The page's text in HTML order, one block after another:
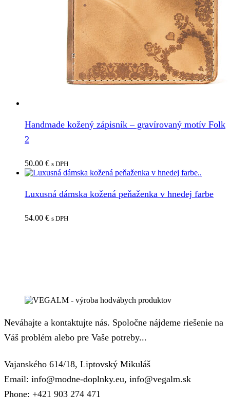
Handmade kožený zápisník – gravírovaný motív Folk
2
50.00 € s DPH
Luxusná dámska kožená peňaženka v hnedej farbe
54.00 € s DPH
Neváhajte a kontaktujte nás. Spoločne nájdeme riešenie na
Váš problém alebo pre Vaše potreby...
Vajanského 614/18, Liptovský Mikuláš
Email: info@modne-doplnky.eu, info@vegalm.sk
Phone: +421 903 274 471